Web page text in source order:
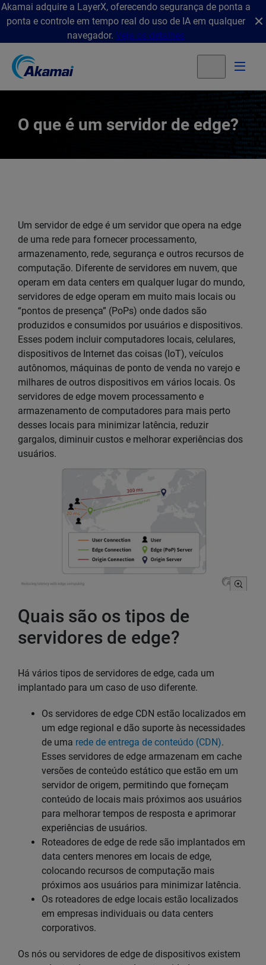
Akamai adquire a LayerX, oferecendo segurança de ponta a
ponta e controle em tempo real do uso de IA em qualquer
navegador. Veja os detalhes
O que é um servidor de edge?
Um servidor de edge é um servidor que opera na edge
de uma rede para fornecer processamento,
armazenamento, rede, segurança e outros recursos de
computação. Diferente de servidores em nuvem, que
operam em data centers em qualquer lugar do mundo,
servidores de edge operam em muito mais locais ou
“pontos de presença” (PoPs) onde dados são
produzidos e consumidos por usuários e dispositivos.
Esses podem incluir computadores locais, celulares,
dispositivos de Internet das coisas (IoT), veículos
autônomos, máquinas de ponto de venda no varejo e
milhares de outros dispositivos em vários locais. Os
servidores de edge movem processamento e
armazenamento de computadores para mais perto
desses locais para minimizar latência, reduzir
gargalos, diminuir custos e melhorar experiências dos
usuários.
Quais são os tipos de
servidores de edge?
Há vários tipos de servidores de edge, cada um
implantado para um caso de uso diferente.
Os servidores de edge CDN estão localizados em
um edge regional e dão suporte às necessidades
de uma rede de entrega de conteúdo (CDN).
Esses servidores de edge armazenam em cache
versões de conteúdo estático que estão em um
servidor de origem, permitindo que forneçam
conteúdo de locais mais próximos aos usuários
para melhorar tempos de resposta e aprimorar
experiências de usuários.
Roteadores de edge de rede são implantados em
data centers menores em locais de edge,
colocando recursos de computação mais
próximos aos usuários para minimizar latência.
Os roteadores de edge locais estão localizados
em empresas individuais ou data centers
corporativos.
Os nós ou servidores de edge de dispositivos existem